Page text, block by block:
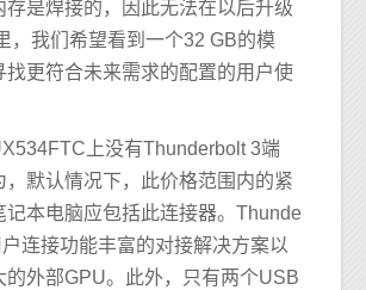
存是焊接的，因此无法在以后升级
，我们希望看到一个32 GB的模
找更符合未来需求的配置的用户使
上没有Thunderbolt 3端
，默认情况下，此价格范围内的紧
记本电脑应包括此连接器。Thunde
连接功能丰富的对接解决方案以
的外部GPU。此外，只有两个USB